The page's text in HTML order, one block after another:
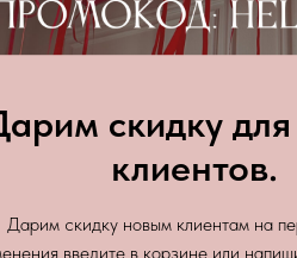
скидку
клиентов.
Дарим скидку новым клиентам на
введите в корзине или